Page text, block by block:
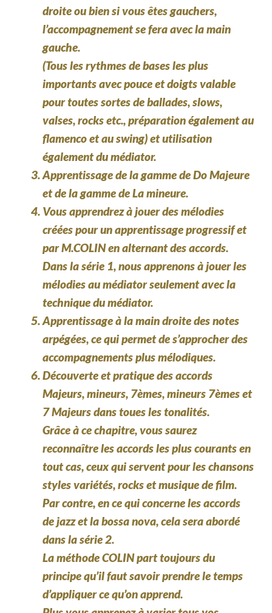
droite ou bien si vous êtes gauchers,
l’accompagnement se fera avec lamain
gauche.
(Tous les rythmes de bases les plus
importants avec pouce et doigts valable
pour toutes sortes de ballades, slows,
valses, rocks etc., préparation également au
flamenco et au swing) et utilisation
également du médiator.
Apprentissage de la gamme de Do Majeure
et de la gamme de La mineure.
Vous apprendrez à jouer des mélodies
créées pour un apprentissage progressif et
par M.COLIN en alternant des accords.
Dans la série 1, nous apprenons à jouer les
mélodies au médiator seulement avec la
technique du médiator.
Apprentissage à la main droite des notes
arpégées, ce qui permet de s’approcher des
accompagnements plus mélodiques.
Découverte et pratique des accords
Majeurs, mineurs, 7èmes, mineurs 7èmes et
7 Majeurs dans toues les tonalités.
Grâce à ce chapitre, vous saurez
reconnaître les accords les plus courants en
tout cas, ceux qui servent pour les chansons
styles variétés, rocks et musique de film.
Par contre, en ce qui concerne les accords
de jazz et la bossa nova, cela sera abordé
dans la série 2.
La méthode COLIN part toujours du
principe qu’il faut savoir prendre le temps
d’appliquer ce qu’on apprend.